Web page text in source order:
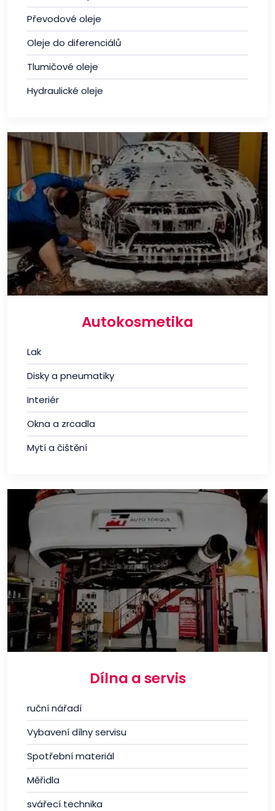
Převodové oleje
Oleje do diferenciálů
Tlumičové oleje
Hydraulické oleje
Autokosmetika
Lak
Disky a pneumatiky
Interiér
Okna a zrcadla
Mytí a čištění
Dílna a servis
ruční nářadí
Vybavení dílny servisu
Spotřební materiál
Měřidla
svářecí technika